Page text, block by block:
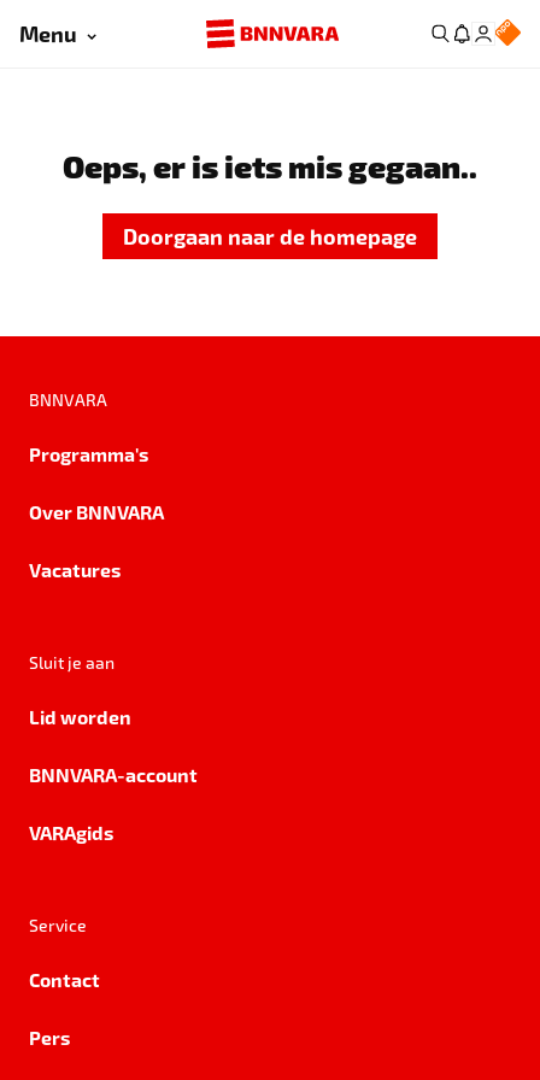
Menu
Oeps, er is iets mis gegaan..
Doorgaan naar de homepage
BNNVARA
Programma's
Over BNNVARA
Vacatures
Sluit je aan
Lid worden
BNNVARA-account
VARAgids
Service
Contact
Pers